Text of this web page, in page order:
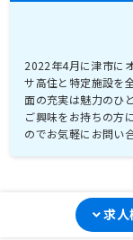
2022年4月に津市に
サ高住と特定施設を
面の充実は魅力のひ
ご興味をお持ちの方
求人